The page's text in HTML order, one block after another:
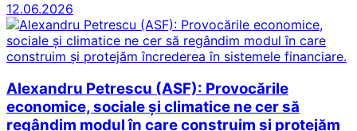
12.06.2026
Alexandru Petrescu (ASF): Provocările
economice, sociale și climatice ne cer să
regândim modul în care construim și protejăm